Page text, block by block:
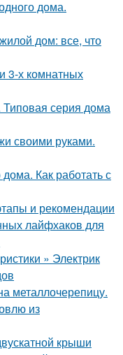
дома.
дом: все, что
3-х комнатных
серия дома
своими руками.
Как работать с
и рекомендации
лайфхаков для
» Электрик
металлочерепицу.
из
крыши